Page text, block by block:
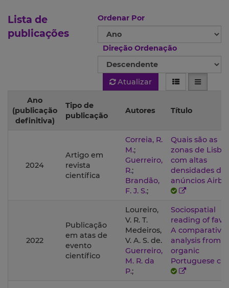
Ordenar Por
Direção Ordenação
Atualizar
Lista de
publicações
Ano
(publicação
definitiva)
Tipo de
publicação
Autores Título
2024
Artigo em
revista
científica
Correia, R.
M.;
Guerreiro,
R.;
Brandão,
F. J. S.;
Quais são as
zonas de
com altas
densidades de
anúncios
2022
Publicação
em atas de
evento
científico
Loureiro,
V. R. T.
Medeiros,
V. A. S. de.
Guerreiro,
M. R. da
P.;
Sociospatial
reading of
A comparative
analysis from
organic
Portuguese